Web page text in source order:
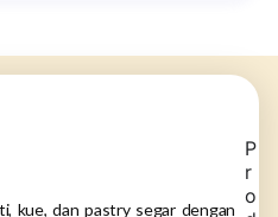
kue, dan pastry segar dengan
P
r
o